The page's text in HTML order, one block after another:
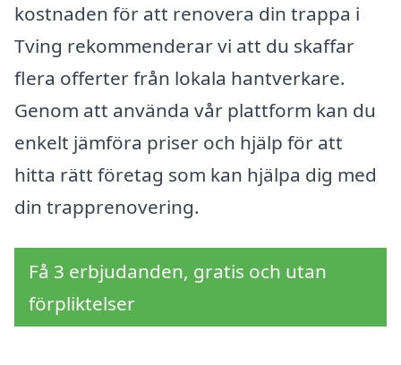
kostnaden för att renovera din trappa i
Tving rekommenderar vi att du skaffar
flera offerter från lokala hantverkare.
Genom att använda vår plattform kan du
enkelt jämföra priser och hjälp för att
hitta rätt företag som kan hjälpa dig med
din trapprenovering.
Få 3 erbjudanden, gratis och utan
förpliktelser